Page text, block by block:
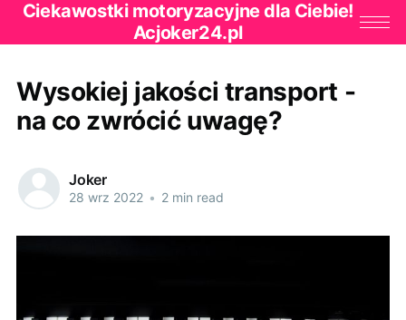
Ciekawostki motoryzacyjne dla Ciebie!
Acjoker24.pl
Wysokiej jakości transport -
na co zwrócić uwagę?
Joker
28 wrz 2022 • 2 min read